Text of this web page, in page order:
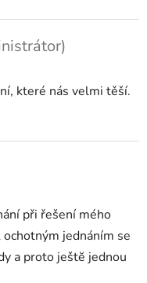
které nás velmi těší.
při řešení mého
jednáním se
a proto ještĕ jednou